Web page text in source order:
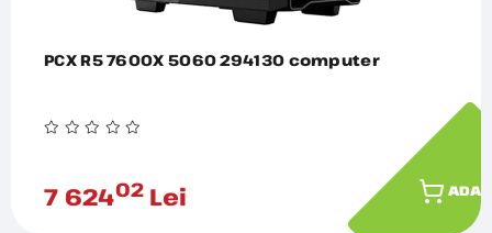
PCX R5 7600X 5060 294130 computer
7 62402 Lei